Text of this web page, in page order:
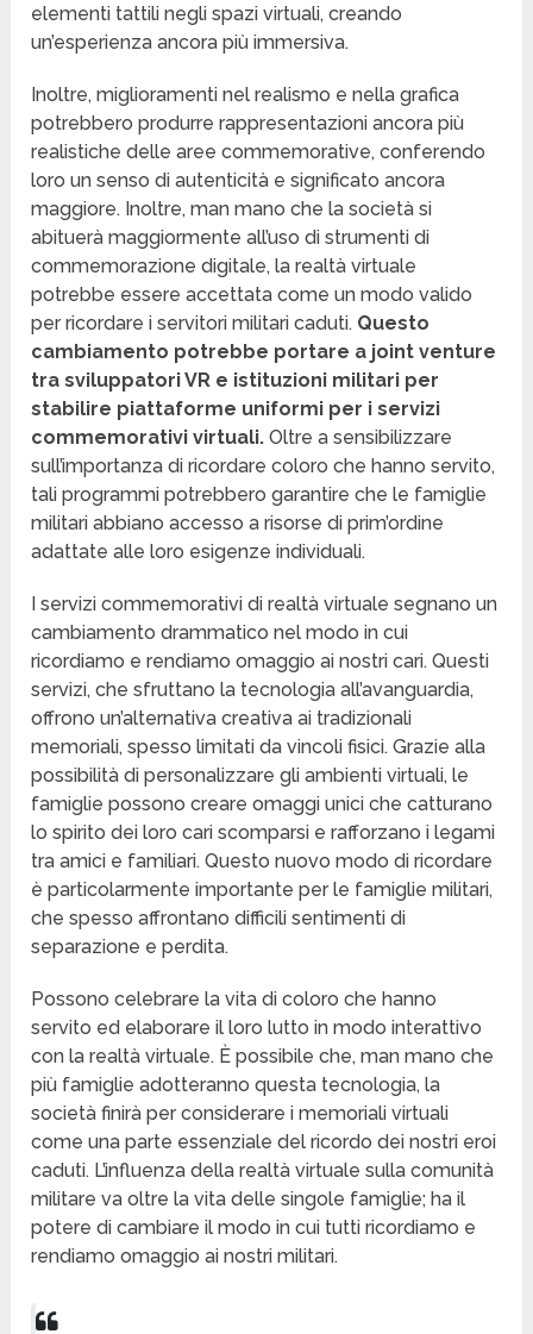
elementi tattili negli spazi virtuali, creando
un’esperienza ancora più immersiva.
Inoltre, miglioramenti nel realismo e nella grafica
potrebbero produrre rappresentazioni ancora più
realistiche delle aree commemorative, conferendo
loro un senso di autenticità e significato ancora
maggiore. Inoltre, man mano che la società si
abituerà maggiormente all’uso di strumenti di
commemorazione digitale, la realtà virtuale
potrebbe essere accettata come un modo valido
per ricordare i servitori militari caduti. Questo
cambiamento potrebbe portare a joint venture
tra sviluppatori VR e istituzioni militari per
stabilire piattaforme uniformi per i servizi
commemorativi virtuali. Oltre a sensibilizzare
sull’importanza di ricordare coloro che hanno servito,
tali programmi potrebbero garantire che le famiglie
militari abbiano accesso a risorse di prim’ordine
adattate alle loro esigenze individuali.
I servizi commemorativi di realtà virtuale segnano un
cambiamento drammatico nel modo in cui
ricordiamo e rendiamo omaggio ai nostri cari. Questi
servizi, che sfruttano la tecnologia all’avanguardia,
offrono un’alternativa creativa ai tradizionali
memoriali, spesso limitati da vincoli fisici. Grazie alla
possibilità di personalizzare gli ambienti virtuali, le
famiglie possono creare omaggi unici che catturano
lo spirito dei loro cari scomparsi e rafforzano i legami
tra amici e familiari. Questo nuovo modo di ricordare
è particolarmente importante per le famiglie militari,
che spesso affrontano difficili sentimenti di
separazione e perdita.
Possono celebrare la vita di coloro che hanno
servito ed elaborare il loro lutto in modo interattivo
con la realtà virtuale. È possibile che, man mano che
più famiglie adotteranno questa tecnologia, la
società finirà per considerare i memoriali virtuali
come una parte essenziale del ricordo dei nostri eroi
caduti. L’influenza della realtà virtuale sulla comunità
militare va oltre la vita delle singole famiglie; ha il
potere di cambiare il modo in cui tutti ricordiamo e
rendiamo omaggio ai nostri militari.